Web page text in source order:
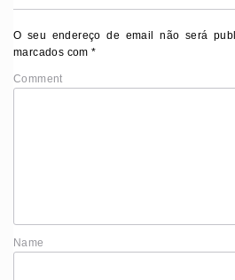
O seu endereço de email não será
marcados com*
Comment